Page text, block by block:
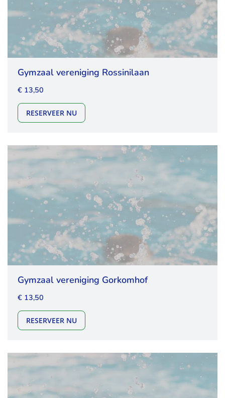
Gymzaal vereniging Rossinilaan
€ 13,50
RESERVEER NUGYMZAAL VERENIGING ROSSINILAAN
Gymzaal vereniging Gorkomhof
€ 13,50
RESERVEER NUGYMZAAL VERENIGING GORKOMHOF